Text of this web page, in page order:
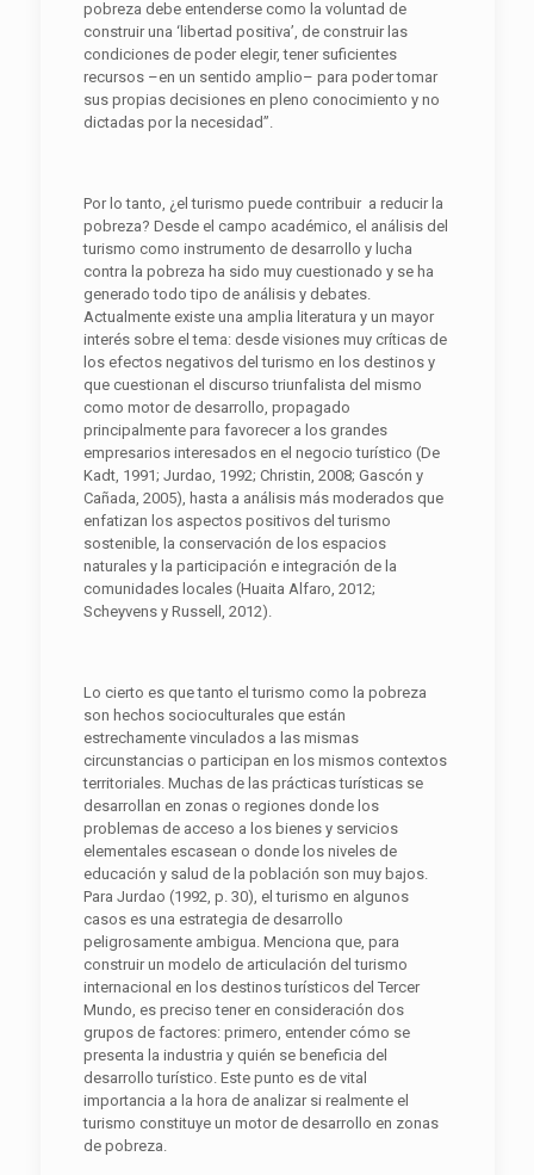
pobreza debe entenderse como la voluntad de
construir una ‘libertad positiva’, de construir las
condiciones de poder elegir, tener suficientes
recursos –en un sentido amplio– para poder tomar
sus propias decisiones en pleno conocimiento y no
dictadas por la necesidad”.
Por lo tanto, ¿el turismo puede contribuir a reducir la
pobreza? Desde el campo académico, el análisis del
turismo como instrumento de desarrollo y lucha
contra la pobreza ha sido muy cuestionado y se ha
generado todo tipo de análisis y debates.
Actualmente existe una amplia literatura y un mayor
interés sobre el tema: desde visiones muy críticas de
los efectos negativos del turismo en los destinos y
que cuestionan el discurso triunfalista del mismo
como motor de desarrollo, propagado
principalmente para favorecer a los grandes
empresarios interesados en el negocio turístico (De
Kadt, 1991; Jurdao, 1992; Christin, 2008; Gascón y
Cañada, 2005), hasta a análisis más moderados que
enfatizan los aspectos positivos del turismo
sostenible, la conservación de los espacios
naturales y la participación e integración de la
comunidades locales (Huaita Alfaro, 2012;
Scheyvens y Russell, 2012).
Lo cierto es que tanto el turismo como la pobreza
son hechos socioculturales que están
estrechamente vinculados a las mismas
circunstancias o participan en los mismos contextos
territoriales. Muchas de las prácticas turísticas se
desarrollan en zonas o regiones donde los
problemas de acceso a los bienes y servicios
elementales escasean o donde los niveles de
educación y salud de la población son muy bajos.
Para Jurdao (1992, p. 30), el turismo en algunos
casos es una estrategia de desarrollo
peligrosamente ambigua. Menciona que, para
construir un modelo de articulación del turismo
internacional en los destinos turísticos del Tercer
Mundo, es preciso tener en consideración dos
grupos de factores: primero, entender cómo se
presenta la industria y quién se beneficia del
desarrollo turístico. Este punto es de vital
importancia a la hora de analizar si realmente el
turismo constituye un motor de desarrollo en zonas
de pobreza.